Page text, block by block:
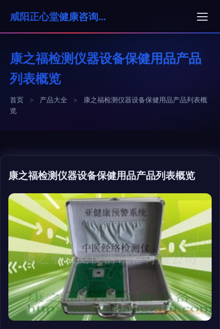
咸阳正心堂健康咨询有限公司
康之福检测仪器设备保健用品产品
列表概览
首页 > 产品大全 >
康之福检测仪器设备保健用品产品列表概
览
康之福检测仪器设备保健用品产品列表概览